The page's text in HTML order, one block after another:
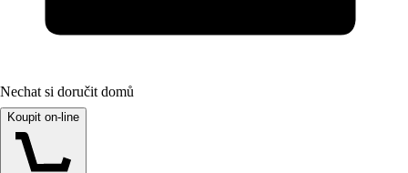
Nechat si doručit domů
Koupit on-line